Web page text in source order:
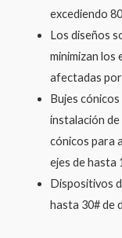
excediendo
Los diseños
minimizan los
afectadas por
Bujes
instalación de
cónicos para
ejes de hasta
Dispositivos
hasta 30# de